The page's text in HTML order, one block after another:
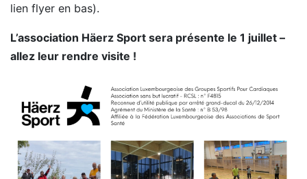
lien flyer en bas).
L’association Häerz Sport sera présente le 1 juillet –
allez leur rendre visite !